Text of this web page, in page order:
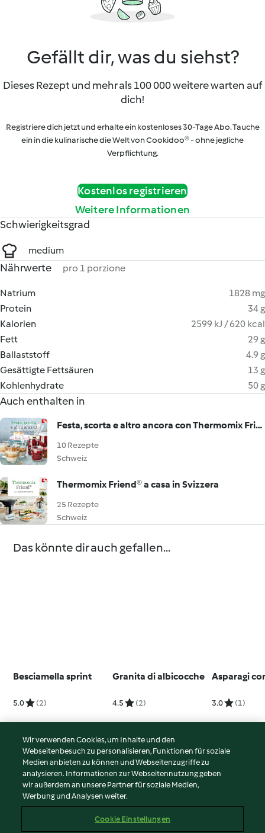
Gefällt dir, was du siehst?
Dieses Rezept und mehr als 100 000 weitere warten auf
dich!
Registriere dich jetzt und erhalte ein kostenloses 30-Tage Abo. Tauche
ein in die kulinarische die Welt von Cookidoo® - ohne jegliche
Verpflichtung.
Kostenlos registrieren
Weitere Informationen
Schwierigkeitsgrad
medium
Nährwerte pro 1 porzione
Natrium
1828 mg
Protein
34 g
Kalorien
2599 kJ / 620 kcal
Fett
29 g
Ballaststoff
4.9 g
Gesättigte Fettsäuren
13 g
Kohlenhydrate
50 g
Auch enthalten in
Festa, scorta e altro ancora con Thermomix Friend®
10 Rezepte
Schweiz
Thermomix Friend® a casa in Svizzera
25 Rezepte
Schweiz
Das könnte dir auch gefallen...
Besciamella sprint
5.0 (2)
Granita di albicocche
4.5 (2)
Asparagi
3.0 (1)
© Copyright 2026
Nutzungsbedingungen
Datenschutzrichtlinien
Impressum
Wir verwenden Cookies, um Inhalte und den
Webseitenbesuch zu personalisieren, Funktionen für soziale
Medien anbieten zu können und Webseitenzugriffe zu
analysieren. Informationen zur Webseitennutzung geben
wir außerdem an unsere Partner für soziale Medien,
Werbung und Analysen weiter.
Cookie Einstellungen